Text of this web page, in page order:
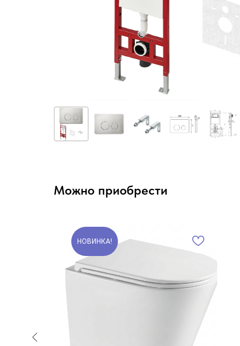
Можно приобрести
НОВИНКА!